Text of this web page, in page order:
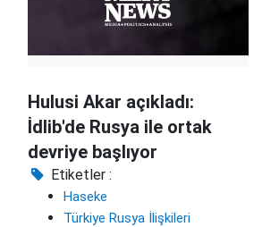
Hulusi Akar açıkladı:
İdlib'de Rusya ile ortak
devriye başlıyor
Etiketler :
Haseke
Türkiye Rusya İlişkileri